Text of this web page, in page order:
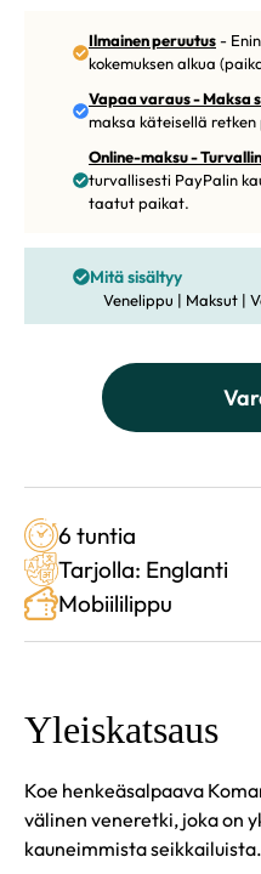
Ilmainen peruutus-
kokemuksen alkua
Vapaa varaus - Maksa
maksa käteisellä
Online-maksu -
turvallisesti PayPalin
taatut paikat.
Mitä sisältyy
Venelippu | Maksut |
6 tuntia
Tarjolla: Englanti
Mobiililippu
Yleiskatsaus
Koe henkeäsalpaava
välinen veneretki, joka on
kauneimmista seikkailuista.